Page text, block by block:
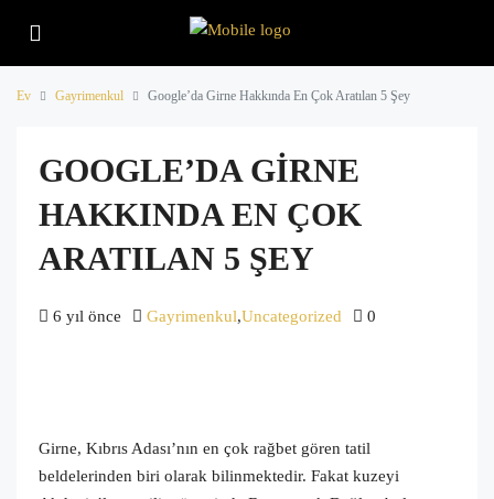
Ev Gayrimenkul Google’da Girne Hakkında En Çok Aratılan 5 Şey
GOOGLE’DA GIRNE
HAKKINDA EN ÇOK
ARATILAN 5 ŞEY
6 yıl önce Gayrimenkul,Uncategorized 0
Girne, Kıbrıs Adası’nın en çok rağbet gören tatil
beldelerinden biri olarak bilinmektedir. Fakat kuzeyi